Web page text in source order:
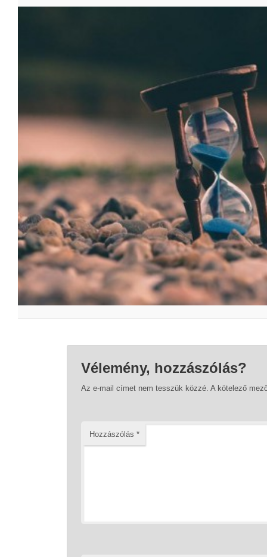
Vélemény, hozzászólás?
Az e-mail címet nem tesszük közzé. A kötelező
Hozzászólás *